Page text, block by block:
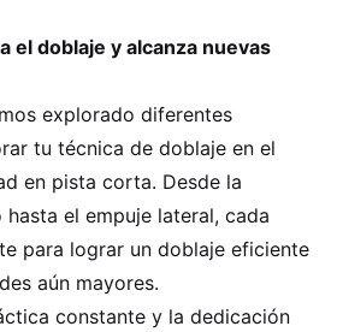
el doblaje y alcanza nuevas
explorado diferentes
tu técnica de doblaje en el
en pista corta. Desde la
el empuje lateral, cada
para lograr un doblaje eficiente
aún mayores.
constante y la dedicación